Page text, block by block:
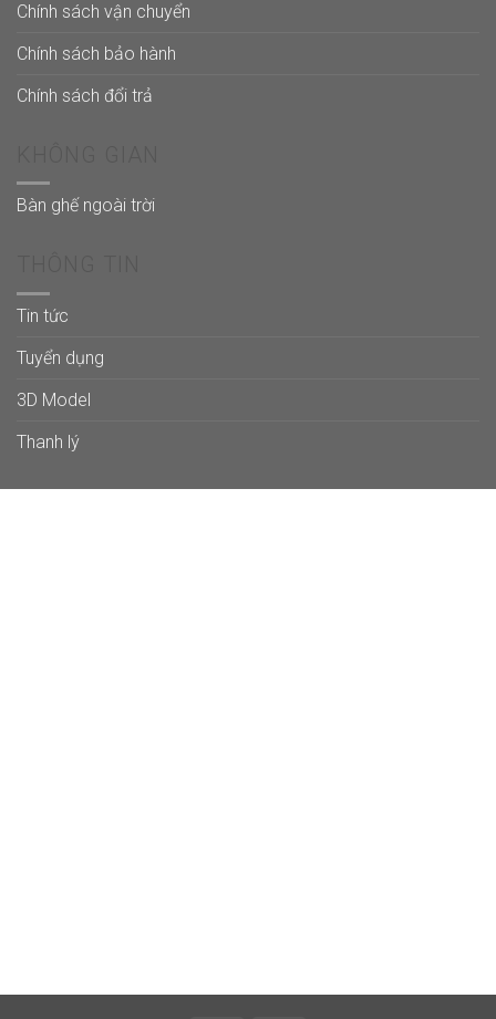
Chính sách vận chuyển
Chính sách bảo hành
Chính sách đổi trả
Bàn ghế ngoài trời
Tin tức
Tuyển dụng
3D Model
Thanh lý